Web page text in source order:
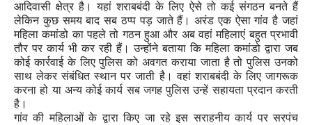
आदिवासी क्षेत्र है। यहां शराबबंदी के लिए ऐसे तो कई संगठन बनते हैं
लेकिन कुछ समय बाद सब ठप्प पड़ जाते हैं। अरंड एक ऐसा गांव है जहां
महिला कमांडो का पहले तो गठन हुआ और अब वहां महिलाएं बहुत प्रभावी
तौर पर कार्य भी कर रही हैं। उन्होंने बताया कि महिला कमांडो द्वारा जब
कोई कार्रवाई के लिए पुलिस को अवगत कराया जाता है तो पुलिस उनको
साथ लेकर संबंधित स्थान पर जाती है। वहां शराबबंदी के लिए जागरूक
करना हो या अन्य कोई कार्य सब जगह पुलिस उन्हें सहायता प्रदान करती
है।
गांव की महिलाओं के द्वारा किए जा रहे इस सराहनीय कार्य पर सरपंच